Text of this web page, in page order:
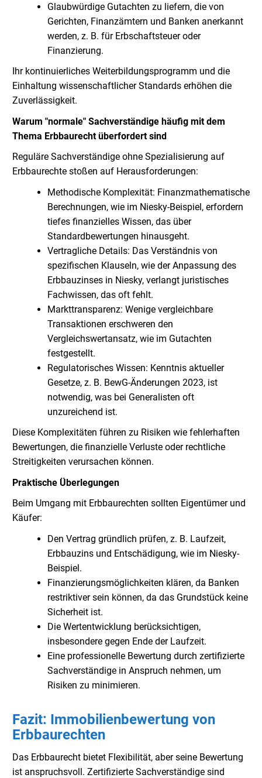
Glaubwürdige Gutachten zu liefern, die von
Gerichten, Finanzämtern und Banken anerkannt
werden, z. B. für Erbschaftsteuer oder
Finanzierung.
Ihr kontinuierliches Weiterbildungsprogramm und die
Einhaltung wissenschaftlicher Standards erhöhen die
Zuverlässigkeit.
Warum "normale" Sachverständige häufig mit dem
Thema Erbbaurecht überfordert sind
Reguläre Sachverständige ohne Spezialisierung auf
Erbbaurechte stoßen auf Herausforderungen:
Methodische Komplexität: Finanzmathematische
Berechnungen, wie im Niesky-Beispiel, erfordern
tiefes finanzielles Wissen, das über
Standardbewertungen hinausgeht.
Vertragliche Details: Das Verständnis von
spezifischen Klauseln, wie der Anpassung des
Erbbauzinses in Niesky, verlangt juristisches
Fachwissen, das oft fehlt.
Markttransparenz: Wenige vergleichbare
Transaktionen erschweren den
Vergleichswertansatz, wie im Gutachten
festgestellt.
Regulatorisches Wissen: Kenntnis aktueller
Gesetze, z. B. BewG-Änderungen 2023, ist
notwendig, was bei Generalisten oft
unzureichend ist.
Diese Komplexitäten führen zu Risiken wie fehlerhaften
Bewertungen, die finanzielle Verluste oder rechtliche
Streitigkeiten verursachen können.
Praktische Überlegungen
Beim Umgang mit Erbbaurechten sollten Eigentümer und
Käufer:
Den Vertrag gründlich prüfen, z. B. Laufzeit,
Erbbauzins und Entschädigung, wie im Niesky-
Beispiel.
Finanzierungsmöglichkeiten klären, da Banken
restriktiver sein können, da das Grundstück keine
Sicherheit ist.
Die Wertentwicklung berücksichtigen,
insbesondere gegen Ende der Laufzeit.
Eine professionelle Bewertung durch zertifizierte
Sachverständige in Anspruch nehmen, um
Risiken zu minimieren.
Fazit: Immobilienbewertung von
Erbbaurechten
Das Erbbaurecht bietet Flexibilität, aber seine Bewertung
ist anspruchsvoll. Zertifizierte Sachverständige sind